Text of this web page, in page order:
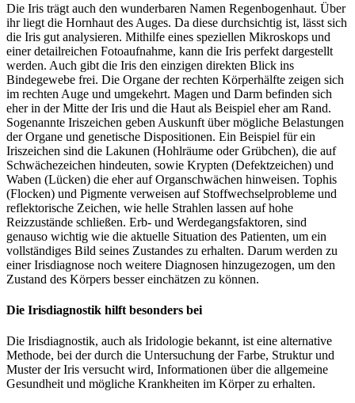
Die Iris trägt auch den wunderbaren Namen Regenbogenhaut. Über
ihr liegt die Hornhaut des Auges. Da diese durchsichtig ist, lässt sich
die Iris gut analysieren. Mithilfe eines speziellen Mikroskops und
einer detailreichen Fotoaufnahme, kann die Iris perfekt dargestellt
werden. Auch gibt die Iris den einzigen direkten Blick ins
Bindegewebe frei. Die Organe der rechten Körperhälfte zeigen sich
im rechten Auge und umgekehrt. Magen und Darm befinden sich
eher in der Mitte der Iris und die Haut als Beispiel eher am Rand.
Sogenannte Iriszeichen geben Auskunft über mögliche Belastungen
der Organe und genetische Dispositionen. Ein Beispiel für ein
Iriszeichen sind die Lakunen (Hohlräume oder Grübchen), die auf
Schwächezeichen hindeuten, sowie Krypten (Defektzeichen) und
Waben (Lücken) die eher auf Organschwächen hinweisen. Tophis
(Flocken) und Pigmente verweisen auf Stoffwechselprobleme und
reflektorische Zeichen, wie helle Strahlen lassen auf hohe
Reizzustände schließen. Erb- und Werdegangsfaktoren, sind
genauso wichtig wie die aktuelle Situation des Patienten, um ein
vollständiges Bild seines Zustandes zu erhalten. Darum werden zu
einer Irisdiagnose noch weitere Diagnosen hinzugezogen, um den
Zustand des Körpers besser einchätzen zu können.
Die Irisdiagnostik hilft besonders bei
Die Irisdiagnostik, auch als Iridologie bekannt, ist eine alternative
Methode, bei der durch die Untersuchung der Farbe, Struktur und
Muster der Iris versucht wird, Informationen über die allgemeine
Gesundheit und mögliche Krankheiten im Körper zu erhalten.